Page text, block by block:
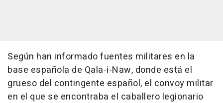
Según han informado fuentes militares en la
base española de Qala-i-Naw, donde está el
grueso del contingente español, el convoy militar
en el que se encontraba el caballero legionario